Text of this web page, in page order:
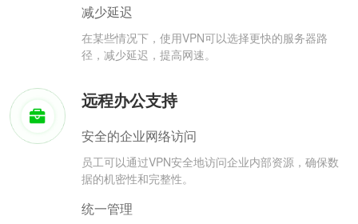
减少延迟
在某些情况下，使用VPN可以选择更快的服务器路
径，减少延迟，提高网速。
远程办公支持
安全的企业网络访问
员工可以通过VPN安全地访问企业内部资源，确保数
据的机密性和完整性。
统一管理